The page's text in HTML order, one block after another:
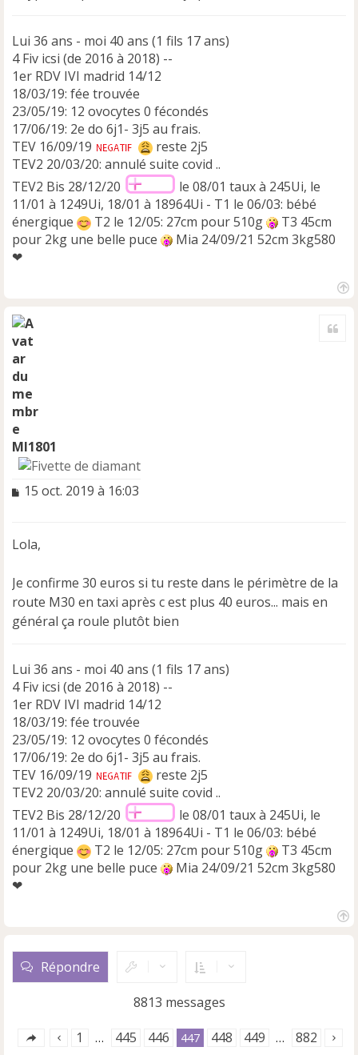
u
Lui 36 ans - moi 40 ans (1 fils 17 ans)
4 Fiv icsi (de 2016 à 2018) --
1er RDV IVI madrid 14/12
18/03/19: fée trouvée
23/05/19: 12 ovocytes 0 fécondés
17/06/19: 2e do 6j1- 3j5 au frais.
TEV 16/09/19
reste 2j5
TEV2 20/03/20: annulé suite covid ..
TEV2 Bis 28/12/20
le 08/01 taux à 245Ui, le
11/01 à 1249Ui, 18/01 à 18964Ui - T1 le 06/03: bébé
énergique
T2 le 12/05: 27cm pour 510g
T3 45cm
pour 2kg une belle puce
Mia 24/09/21 52cm 3kg580
❤
Ml1801
M
a
e
n
o
n
15 oct. 2019 à 16:03
Lola,
Je confirme 30 euros si tu reste dans le périmètre de la
route M30 en taxi après c est plus 40 euros... mais en
général ça roule plutôt bien
Lui 36 ans - moi 40 ans (1 fils 17 ans)
4 Fiv icsi (de 2016 à 2018) --
1er RDV IVI madrid 14/12
18/03/19: fée trouvée
23/05/19: 12 ovocytes 0 fécondés
17/06/19: 2e do 6j1- 3j5 au frais.
TEV 16/09/19
reste 2j5
TEV2 20/03/20: annulé suite covid ..
TEV2 Bis 28/12/20
le 08/01 taux à 245Ui, le
11/01 à 1249Ui, 18/01 à 18964Ui - T1 le 06/03: bébé
énergique
T2 le 12/05: 27cm pour 510g
T3 45cm
pour 2kg une belle puce
Mia 24/09/21 52cm 3kg580
❤
Répondre
8813 messages
1 … 445 446 447 448 449 … 882